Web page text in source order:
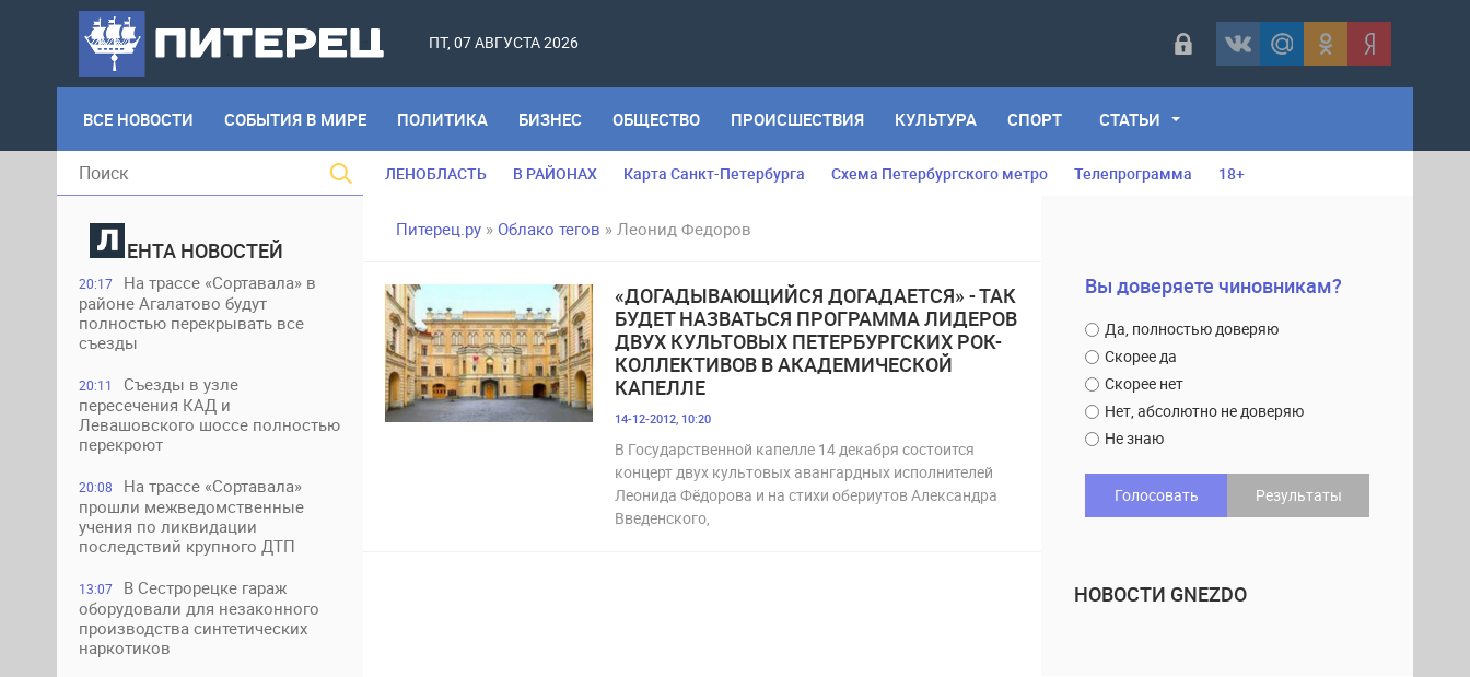
ПТ, 07 АВГУСТА 2026
ВСЕ НОВОСТИ СОБЫТИЯ В МИРЕ ПОЛИТИКА БИЗНЕС ОБЩЕСТВО ПРОИСШЕСТВИЯ КУЛЬТУРА СПОРТ СТАТЬИ
ЕНТА НОВОСТЕЙ
20:17
На трассе «Сортавала» в
районе Агалатово будут
полностью перекрывать все
съезды
20:11
Съезды в узле
пересечения КАД и
Левашовского шоссе полностью
перекроют
20:08
На трассе «Сортавала»
прошли межведомственные
учения по ликвидации
последствий крупного ДТП
13:07
В Сестрорецке гараж
оборудовали для незаконного
производства синтетических
наркотиков
ЛЕНОБЛАСТЬ В РАЙОНАХ Карта Санкт-Петербурга Схема Петербургского метро Телепрограмма 18+
Питерец.ру » Облако тегов » Леонид Федоров
«ДОГАДЫВАЮЩИЙСЯ ДОГАДАЕТСЯ» - ТАК
БУДЕТ НАЗВАТЬСЯ ПРОГРАММА ЛИДЕРОВ
ДВУХ КУЛЬТОВЫХ ПЕТЕРБУРГСКИХ РОК-
КОЛЛЕКТИВОВ В АКАДЕМИЧЕСКОЙ
КАПЕЛЛЕ
14-12-2012, 10:20
В Государственной капелле 14 декабря состоится
концерт двух культовых авангардных исполнителей
Леонида Фёдорова и на стихи обериутов Александра
Введенского,
Вы доверяете чиновникам?
Да, полностью доверяю
Скорее да
Скорее нет
Нет, абсолютно не доверяю
Не знаю
Голосовать Результаты
НОВОСТИ GNEZDO